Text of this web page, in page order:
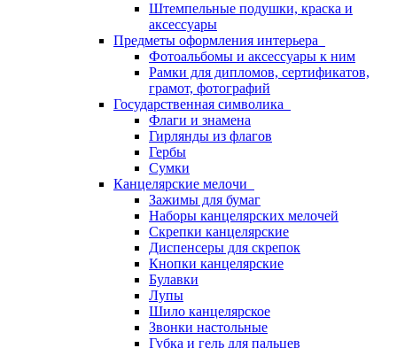
Штемпельные подушки, краска и
аксессуары
Предметы оформления интерьера
Фотоальбомы и аксессуары к ним
Рамки для дипломов, сертификатов,
грамот, фотографий
Государственная символика
Флаги и знамена
Гирлянды из флагов
Гербы
Сумки
Канцелярские мелочи
Зажимы для бумаг
Наборы канцелярских мелочей
Скрепки канцелярские
Диспенсеры для скрепок
Кнопки канцелярские
Булавки
Лупы
Шило канцелярское
Звонки настольные
Губка и гель для пальцев